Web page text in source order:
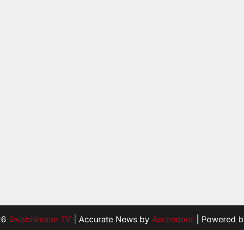
Swabhimaan TV| Accurate News by Ascendoor| Powered